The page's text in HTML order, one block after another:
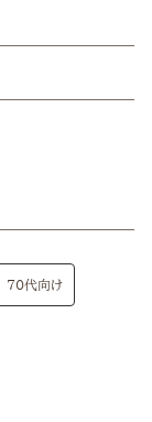
70代向け